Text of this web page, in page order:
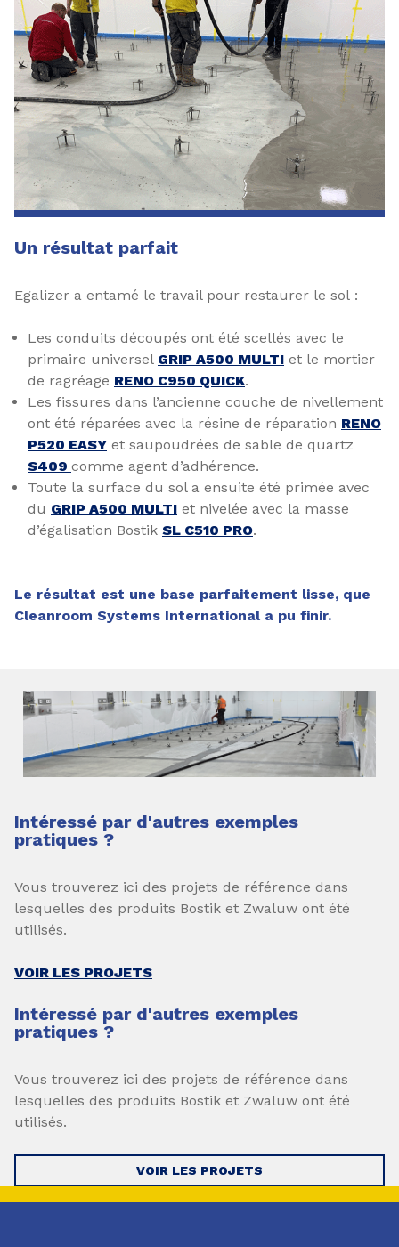
Un résultat parfait
Egalizer a entamé le travail pour restaurer le sol :
Les conduits découpés ont été scellés avec le
primaire universel GRIP A500 MULTI et le mortier
de ragréage RENO C950 QUICK.
Les fissures dans l’ancienne couche de nivellement
ont été réparées avec la résine de réparation RENO
P520 EASY et saupoudrées de sable de quartz
S409 comme agent d’adhérence.
Toute la surface du sol a ensuite été primée avec
du GRIP A500 MULTI et nivelée avec la masse
d’égalisation Bostik SL C510 PRO.
Le résultat est une base parfaitement lisse, que
Cleanroom Systems International a pu finir.
Intéressé par d'autres exemples
pratiques ?
Vous trouverez ici des projets de référence dans
lesquelles des produits Bostik et Zwaluw ont été
utilisés.
VOIR LES PROJETS
Intéressé par d'autres exemples
pratiques ?
Vous trouverez ici des projets de référence dans
lesquelles des produits Bostik et Zwaluw ont été
utilisés.
VOIR LES PROJETS